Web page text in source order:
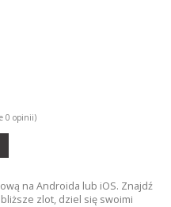
0 opinii)
na Androida lub iOS. Znajdź
zlot, dziel się swoimi